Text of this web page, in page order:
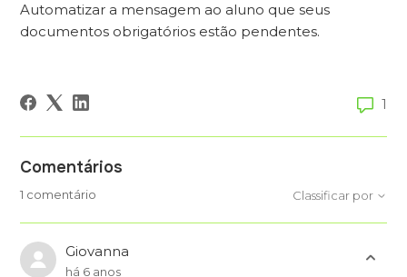
Automatizar a mensagem ao aluno que seus
documentos obrigatórios estão pendentes.
1
Comentários
1 comentário Classificar por
Giovanna
há 6 anos